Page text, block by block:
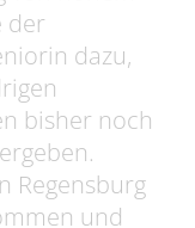
der
dazu,
bisher noch
Regensburg
und